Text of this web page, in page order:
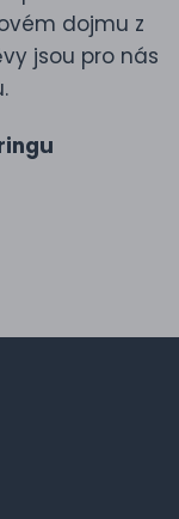
dojmu z
jsou pro nás